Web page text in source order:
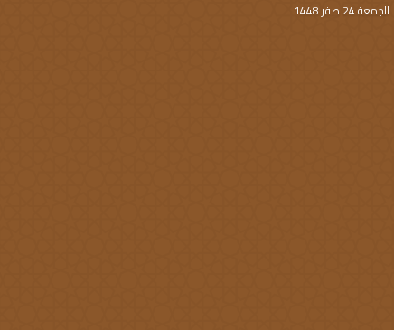
الجمعة 24 صفر 1448